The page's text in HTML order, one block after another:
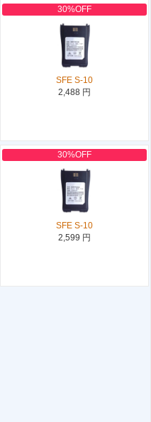
30%OFF
SFE S-10
2,488 円
30%OFF
SFE S-10
2,599 円